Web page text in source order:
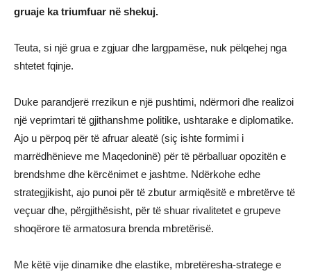
gruaje ka triumfuar në shekuj.
Teuta, si një grua e zgjuar dhe largpamëse, nuk pëlqehej nga
shtetet fqinje.
Duke parandjerë rrezikun e një pushtimi, ndërmori dhe realizoi
një veprimtari të gjithanshme politike, ushtarake e diplomatike.
Ajo u përpoq për të afruar aleatë (siç ishte formimi i
marrëdhënieve me Maqedoninë) për të përballuar opozitën e
brendshme dhe kërcënimet e jashtme. Ndërkohe edhe
strategjikisht, ajo punoi për të zbutur armiqësitë e mbretërve të
veçuar dhe, përgjithësisht, për të shuar rivalitetet e grupeve
shoqërore të armatosura brenda mbretërisë.
Me këtë vije dinamike dhe elastike, mbretëresha-stratege e